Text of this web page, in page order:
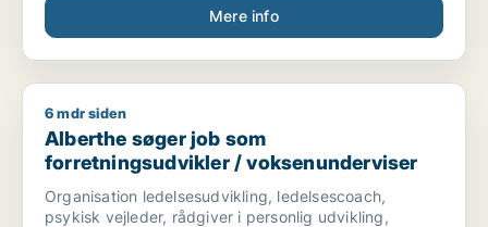
Mere info
Alberthe søger job som forretningsudvikler /
6 mdr siden
Alberthe søger job som
forretningsudvikler / voksenunderviser
Organisation ledelsesudvikling, ledelsescoach,
psykisk vejleder, rådgiver i personlig udvikling,